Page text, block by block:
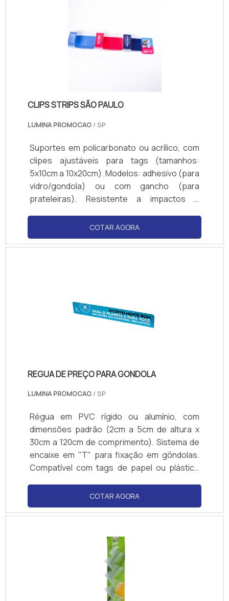
CLIPS STRIPS SÃO PAULO
LUMINA PROMOCAO / SP
Suportes em policarbonato ou acrílico, com
clipes ajustáveis para tags (tamanhos:
5x10cm a 10x20cm). Modelos: adhesivo (para
vidro/gondola) ou com gancho (para
prateleiras). Resistente a impactos e
personalizadas (logotipos). Compatível com
papel couchê, PVC ou cartão. Normas de
visibilidade: ângulo de 180° para fácil leitura.
COTAR AGORA
REGUA DE PREÇO PARA GONDOLA
LUMINA PROMOCAO / SP
Régua em PVC rígido ou alumínio, com
dimensões padrão (2cm a 5cm de altura x
30cm a 120cm de comprimento). Sistema de
encaixe em "T" para fixação em gôndolas.
Compatível com tags de papel ou plástico
personalizáveis e opção de impressão direta
(logotipos, códigos de barras). Resistente a
impactos e produtos de limpeza.
COTAR AGORA